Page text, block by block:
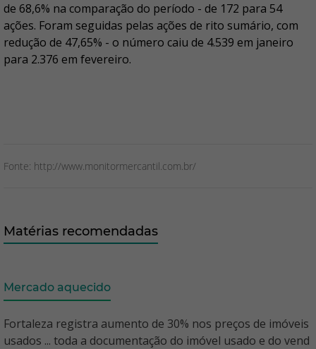
de 68,6% na comparação do período - de 172 para 54
ações. Foram seguidas pelas ações de rito sumário, com
redução de 47,65% - o número caiu de 4.539 em janeiro
para 2.376 em fevereiro.
Fonte: http://www.monitormercantil.com.br/
Matérias recomendadas
Mercado aquecido
Fortaleza registra aumento de 30% nos preços de imóveis
usados ... toda a documentação do imóvel usado e do vend